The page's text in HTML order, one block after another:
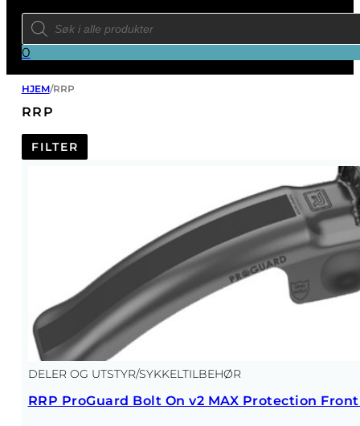
Products
search
0
HJEM/RRP
RRP
FILTER
DELER OG UTSTYR/SYKKELTILBEHØR
RRP ProGuard Bolt On v2 MAX Protection